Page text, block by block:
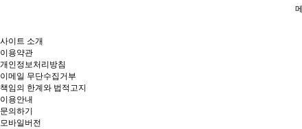
사이트 소개
이용약관
개인정보처리방침
이메일 무단수집거부
책임의 한계와 법적고지
이용안내
문의하기
모바일버전